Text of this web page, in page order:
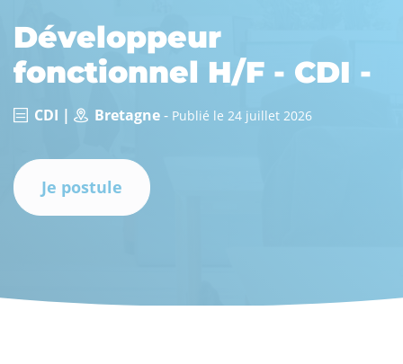
Accès
client
Accès collaborateur
Accès
client
Accès collaborateur
Développeur
fonctionnel H/F - CDI -
CDI | Bretagne- Publié le 24 juillet 2026
Je postule